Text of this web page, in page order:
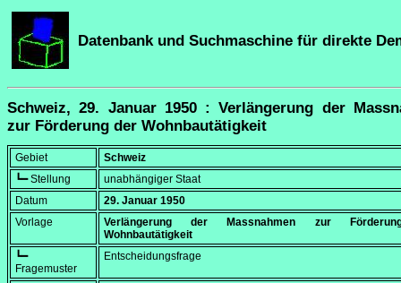
Datenbank und Suchmaschine für direkte
Schweiz, 29. Januar 1950 : Verlängerung der
zur Förderung der Wohnbautätigkeit
Gebiet
Schweiz
┗━ Stellung
unabhängiger Staat
Datum
29. Januar 1950
Vorlage
Verlängerung der Massnahmen zur
Wohnbautätigkeit
┗━
Fragemuster
Entscheidungsfrage